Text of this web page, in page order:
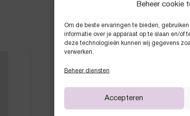
Beheer cookie
Om de beste ervaringen te bieden,
informatie over je apparaat op te slaan en/of
deze technologieën kunnen wij gegevens
verwerken.
Beheer diensten
Accepteren
Anderen